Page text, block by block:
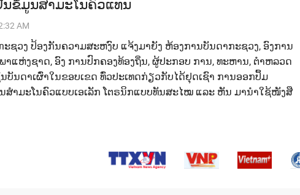
ຂໍ້ມູນສຳມະໂນຄົວແທນ
AM
ະຊວງ ປ້ອງກັນຄວາມສະຫງົບ ແຈ້ງມາຍັງ ຫ້ອງການບັນດາກະຊວງ, ອົງການ
າແຫ່ງຊາດ, ອົງ ການປົກຄອງທ້ອງຖິ່ນ, ຜູ້ປະກອບ ການ, ທະຫານ, ຕຳຫລວດ
ບັນດາເຜົ່າໃນຂອບເຂດ ທົ່ວປະເທດກ່ຽວກັບໄດ້ຢຸດເຊົາ ການອອກປຶ້ມ
ສໍາມະໂນຄົວແບບເອເລັກ ໂຕຣນິກແບບທັນສະໄໝ ແລະ ຫັນ ມານຳໃຊ້ໜັງສື